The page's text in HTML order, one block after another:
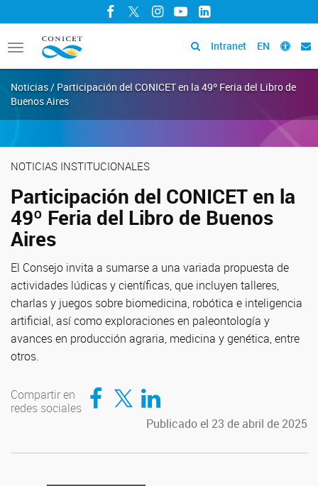
Facebook
TwitterInstagram
YouTubeLinkedIn
Toggle
navigation
Intranet EN
Noticias / Participación del CONICET en la 49º Feria del Libro de
Buenos Aires
NOTICIAS INSTITUCIONALES
Participación del CONICET en la
49º Feria del Libro de Buenos
Aires
El Consejo invita a sumarse a una variada propuesta de
actividades lúdicas y científicas, que incluyen talleres,
charlas y juegos sobre biomedicina, robótica e inteligencia
artificial, así como exploraciones en paleontología y
avances en producción agraria, medicina y genética, entre
otros.
Compartir en
redes sociales
Compartir en Facebook
Compartir en TwitterCompartir en LinkedIn
Publicado el 23 de abril de 2025